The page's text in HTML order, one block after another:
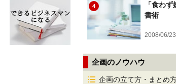
4
「食わ
書術
2008/06/23
企画のノウハウ
企画の立て方・まとめ